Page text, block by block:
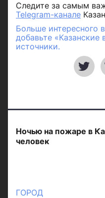
Следите за самым
Telegram-канале
Больше интересного
добавьте
источники.
Ночью на пожаре в
человек
ГОРОД